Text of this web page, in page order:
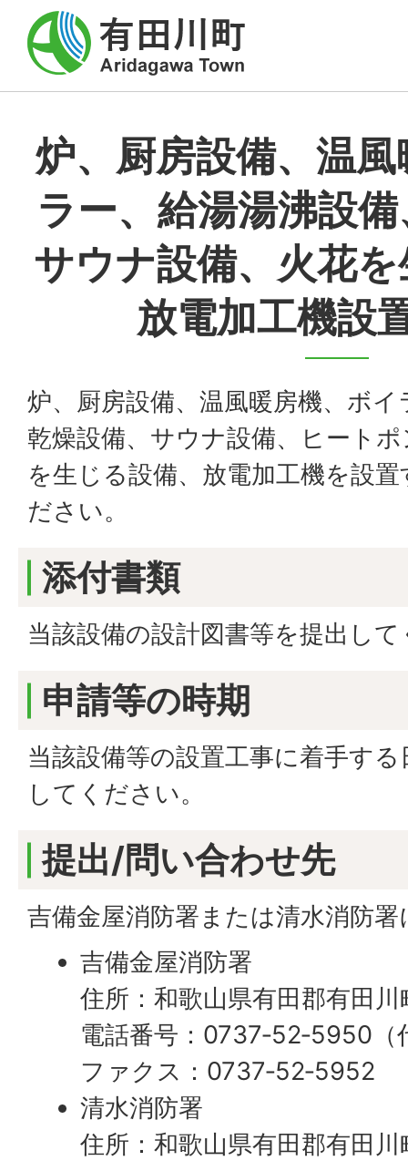
炉、厨房設備、温
ラー、給湯湯沸設
サウナ設備、火花
放電加工機設
炉、厨房設備、温風暖房機、ボ
乾燥設備、サウナ設備、ヒート
を生じる設備、放電加工機を設
ださい。
添付書類
当該設備の設計図書等を提出し
申請等の時期
当該設備等の設置工事に着手す
してください。
提出/問い合わせ先
吉備金屋消防署または清水消防
吉備金屋消防署
住所：和歌山県有田郡有田
電話番号：0737‐52‐5950（
ファクス：0737‐52‐5952
清水消防署
住所：和歌山県有田郡有田